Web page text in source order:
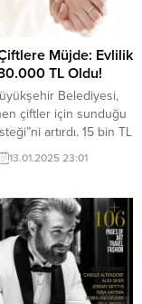
Müjde: Evlilik
TL Oldu!
Belediyesi,
çiftler için sunduğu
artırdı. 15 bin TL
Desteği”, 30 bin TL’ye
“Alo 153
uygulaması
İstanbul
Belediyesi (İBB),
ile İstanbul’da
tespit edilen
destekte
13.01.2025 23:01